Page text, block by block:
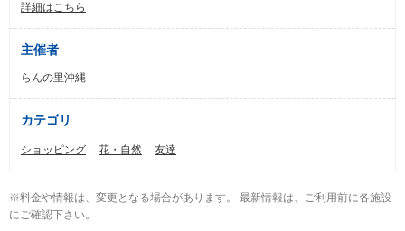
詳細はこちら
主催者
らんの里沖縄
カテゴリ
ショッピング 花・自然 友達
※料金や情報は、変更となる場合があります。 最新情報は、ご利用前に各施設
にご確認下さい。